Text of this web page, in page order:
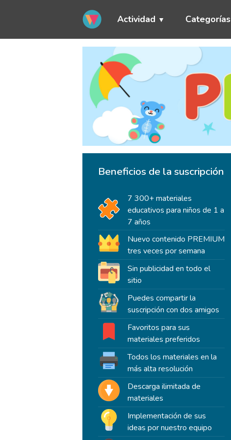
Actividad Categorías
Beneficios de la suscripción
7 300+ materiales
educativos para niños de 1 a
7 años
Nuevo contenido PREMIUM
tres veces por semana
Sin publicidad en todo el
sitio
Puedes compartir la
suscripción con dos amigos
Favoritos para sus
materiales preferidos
Todos los materiales en la
más alta resolución
Descarga ilimitada de
materiales
Implementación de sus
ideas por nuestro equipo